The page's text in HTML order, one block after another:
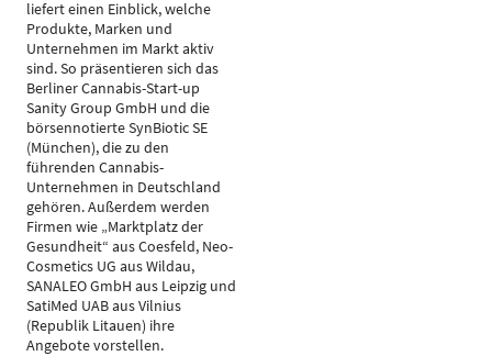
liefert einen Einblick, welche
Produkte, Marken und
Unternehmen im Markt aktiv
sind. So präsentieren sich das
Berliner Cannabis-Start-up
Sanity Group GmbH und die
börsennotierte SynBiotic SE
(München), die zu den
führenden Cannabis-
Unternehmen in Deutschland
gehören. Außerdem werden
Firmen wie „Marktplatz der
Gesundheit“ aus Coesfeld, Neo-
Cosmetics UG aus Wildau,
SANALEO GmbH aus Leipzig und
SatiMed UAB aus Vilnius
(Republik Litauen) ihre
Angebote vorstellen.